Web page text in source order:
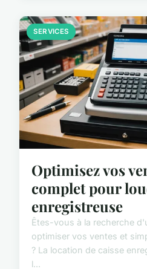
SERVICES
Optimisez vos
complet pour
enregistreuse
Êtes-vous à la recherche
optimiser vos ventes et
? La location de caisse
l...